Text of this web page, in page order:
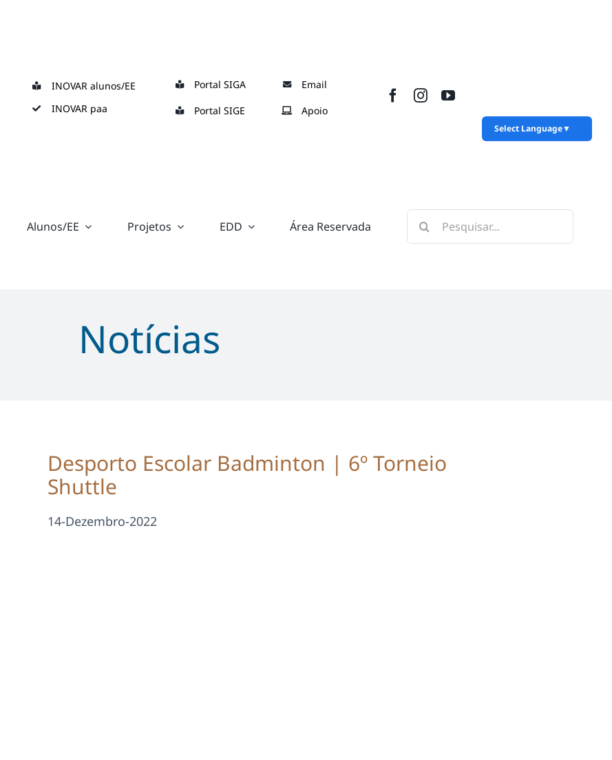
INOVAR alunos/EE
INOVAR paa
Portal SIGA
Portal SIGE
Email
Apoio
Select Language▼
Alunos/EE Projetos EDD Área Reservada Pesquisar
Notícias
Desporto Escolar Badminton | 6º Torneio
Shuttle
14-Dezembro-2022